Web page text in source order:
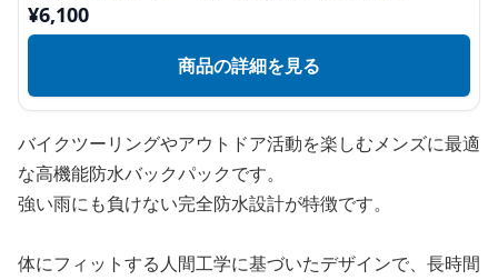
¥6,100
商品の詳細を見る
バイクツーリングやアウトドア活動を楽しむメンズに最適
な高機能防水バックパックです。
強い雨にも負けない完全防水設計が特徴です。
体にフィットする人間工学に基づいたデザインで、長時間